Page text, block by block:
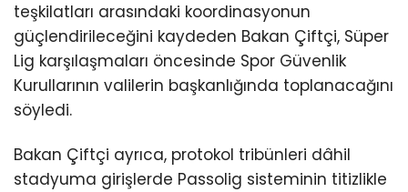
teşkilatları arasındaki koordinasyonun
güçlendirileceğini kaydeden Bakan Çiftçi, Süper
Lig karşılaşmaları öncesinde Spor Güvenlik
Kurullarının valilerin başkanlığında toplanacağını
söyledi.
Bakan Çiftçi ayrıca, protokol tribünleri dâhil
stadyuma girişlerde Passolig sisteminin titizlikle